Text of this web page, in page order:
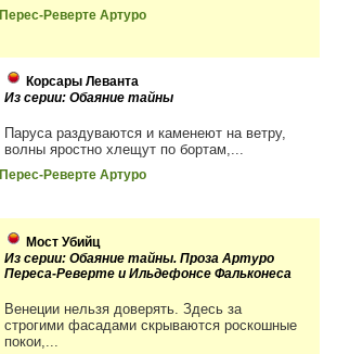
Перес-Реверте Артуро
Корсары Леванта
Из серии: Обаяние тайны
Паруса раздуваются и каменеют на ветру,
волны яростно хлещут по бортам,...
Перес-Реверте Артуро
Мост Убийц
Из серии: Обаяние тайны. Проза Артуро
Переса-Реверте и Ильдефонсе Фальконеса
Венеции нельзя доверять. Здесь за
строгими фасадами скрываются роскошные
покои,...